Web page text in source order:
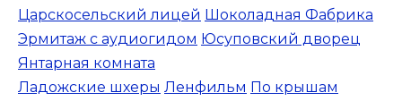
Царскосельский лицей Шоколадная Фабрика
Эрмитаж с аудиогидом Юсуповский дворец
Янтарная комната
Ладожские шхеры Ленфильм По крышам